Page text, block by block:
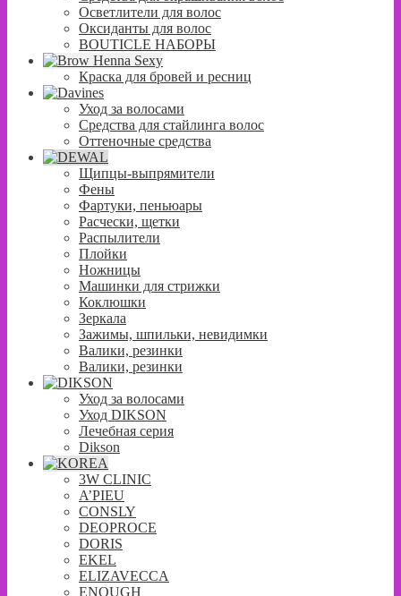
Осветлители для волос
Оксиданты для волос
BOUTICLE НАБОРЫ
Краска для бровей и ресниц
Уход за волосами
Средства для стайлинга волос
Оттеночные средства
Щипцы-выпрямители
Фены
Фартуки, пеньюары
Расчески, щетки
Распылители
Плойки
Ножницы
Машинки для стрижки
Коклюшки
Зеркала
Зажимы, шпильки, невидимки
Валики, резинки
Валики, резинки
Уход за волосами
Уход DIKSON
Лечебная серия
Dikson
3W CLINIC
A’PIEU
CONSLY
DEOPROCE
DORIS
EKEL
ELIZAVECCA
ENOUGH